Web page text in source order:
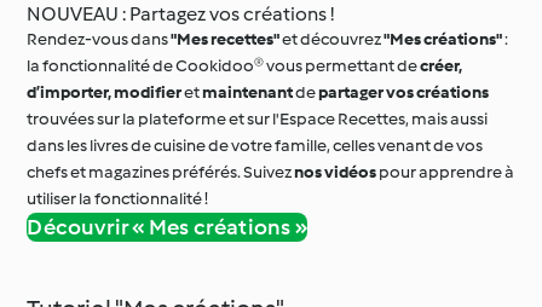
NOUVEAU : Partagez vos créations !
Rendez-vous dans"Mes recettes"et découvrez"Mes créations":
la fonctionnalité de Cookidoo® vous permettant decréer,
d’importer, modifieretmaintenantdepartager vos créations
trouvées sur la plateforme et sur l'Espace Recettes, mais aussi
dans les livres de cuisine de votre famille, celles venant de vos
chefs et magazines préférés. Suiveznos vidéospour apprendre à
utiliser la fonctionnalité !
Découvrir « Mes créations »